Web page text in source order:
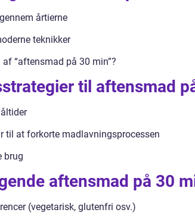
årtierne
teknikker
“aftensmad på 30 min”?
til aftensmad
til at forkorte madlavningsprocessen
brug
aftensmad på 30
(vegetarisk, glutenfri osv.)